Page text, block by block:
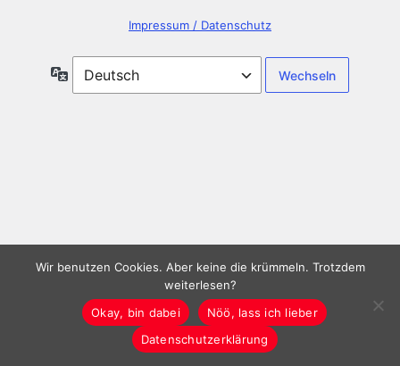
Impressum / Datenschutz
Sprache
Wir benutzen Cookies. Aber keine die krümmeln. Trotzdem
weiterlesen?
Okay, bin dabei
Nöö, lass ich lieber
Datenschutzerklärung